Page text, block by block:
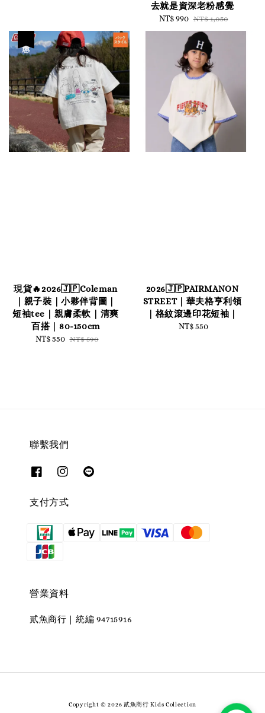
去就是資深老粉感覺
Sale
price
NT$ 990 Regular
price
NT$ 1,050
現貨🔥2026🇯🇵Coleman
｜親子裝｜小夥伴背圖｜
短袖tee｜親膚柔軟｜清爽
百搭｜80-150cm
Sale
NT$ 550 Regular
NT$ 590
2026🇯🇵PAIRMANON
STREET｜華夫格亨利領
｜格紋滾邊印花短袖｜
Regular
NT$ 550
聯繫我們
支付方式
營業資料
貳魚商行｜統編 94715916
Copyright © 2026 貳魚商行 Kids Collection